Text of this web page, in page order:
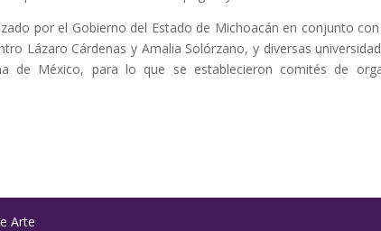
por el Gobierno del Estado de Michoacán en conjunto
Lázaro Cárdenas y Amalia Solórzano, y diversas
de México, para lo que se establecieron comités de
Arte